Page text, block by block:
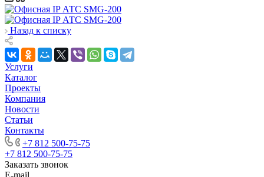
Назад к списку
Услуги
Каталог
Проекты
Компания
Новости
Статьи
Контакты
+7 812 500-75-75
+7 812 500-75-75
Заказать звонок
E-mail